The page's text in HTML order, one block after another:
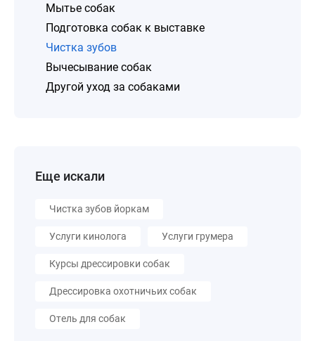
Мытье собак
Подготовка собак к выставке
Чистка зубов
Вычесывание собак
Другой уход за собаками
Еще искали
Чистка зубов йоркам
Услуги кинолога Услуги грумера
Курсы дрессировки собак
Дрессировка охотничьих собак
Отель для собак